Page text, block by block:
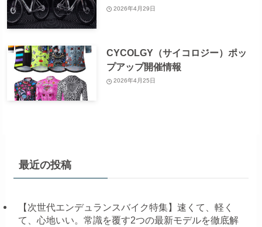
2026年4月29日
CYCOLGY（サイコロジー）ポッ
プアップ開催情報
2026年4月25日
最近の投稿
【次世代エンデュランスバイク特集】速くて、軽く
て、心地いい。常識を覆す2つの最新モデルを徹底解